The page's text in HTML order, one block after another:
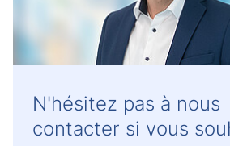
N'hésitez pas à nous
contacter si vous